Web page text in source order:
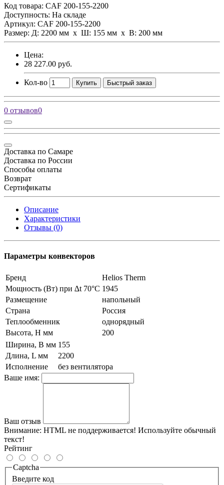
Код товара: CAF 200-155-2200
Доступность: На складе
Артикул: CAF 200-155-2200
Размер: Д: 2200 мм х Ш: 155 мм x В: 200 мм
Цена:
28 227.00 руб.
Кол-во Купить Быстрый заказ
0 отзывов0
Доставка по Самаре
Доставка по России
Способы оплаты
Возврат
Сертификаты
Описание
Характеристики
Отзывы (0)
Параметры конвекторов
Бренд
Helios Therm
Мощность (Вт) при ∆t 70°C 1945
Размещение
напольный
Страна
Россия
Теплообменник
однорядный
Высота, H мм
200
Ширина, B мм 155
Длина, L мм
2200
Исполнение
без вентилятора
Ваше имя:
Ваш отзыв
Внимание: HTML не поддерживается! Используйте обычный
текст!
Рейтинг
Captcha
Введите код